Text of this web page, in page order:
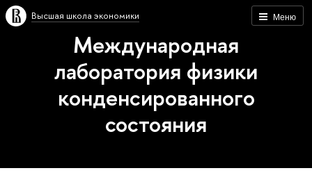
Меню
Высшая школа экономики
Международная
лаборатория физики
конденсированного
состояния